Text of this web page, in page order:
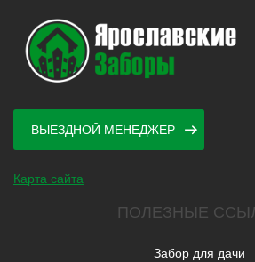
ВЫЕЗДНОЙ МЕНЕДЖЕР
Карта сайта
ПОЛЕЗНЫЕ
Забор для дачи